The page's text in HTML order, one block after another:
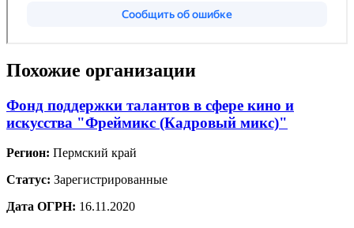
Похожие организации
Фонд поддержки талантов в сфере кино и
искусства "Фреймикс (Кадровый микс)"
Регион: Пермский край
Статус: Зарегистрированные
Дата ОГРН: 16.11.2020